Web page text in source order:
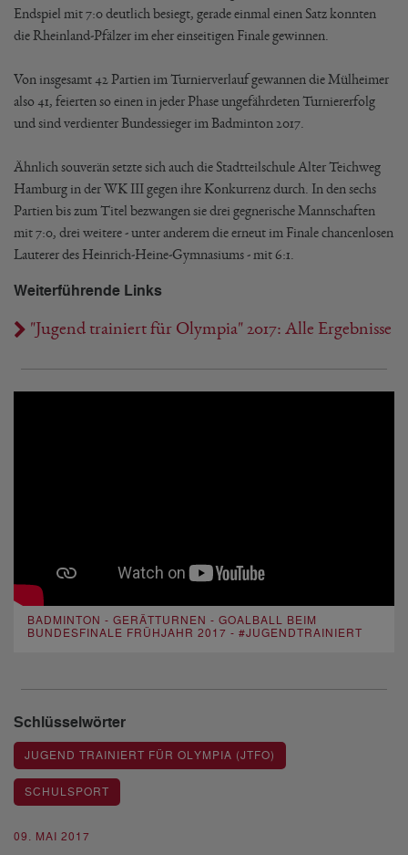
09. MAI 2017
Endspiel mit 7:0 deutlich besiegt, gerade einmal einen Satz konnten
die Rheinland-Pfälzer im eher einseitigen Finale gewinnen.
Von insgesamt 42 Partien im Turnierverlauf gewannen die Mülheimer
also 41, feierten so einen in jeder Phase ungefährdeten Turniererfolg
und sind verdienter Bundessieger im Badminton 2017.
Ähnlich souverän setzte sich auch die Stadtteilschule Alter Teichweg
Hamburg in der WK III gegen ihre Konkurrenz durch. In den sechs
Partien bis zum Titel bezwangen sie drei gegnerische Mannschaften
mit 7:0, drei weitere - unter anderem die erneut im Finale chancenlosen
Lauterer des Heinrich-Heine-Gymnasiums - mit 6:1.
Weiterführende Links
"Jugend trainiert für Olympia" 2017: Alle Ergebnisse
BADMINTON - GERÄTTURNEN - GOALBALL BEIM
BUNDESFINALE FRÜHJAHR 2017 - #JUGENDTRAINIERT
Schlüsselwörter
JUGEND TRAINIERT FÜR OLYMPIA (JTFO)
SCHULSPORT